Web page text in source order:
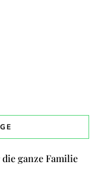
ganze Familie